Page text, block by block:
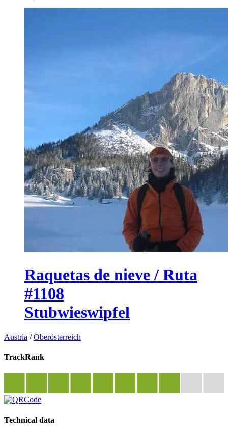
Raquetas de nieve / Ruta
#1108
Stubwieswipfel
Austria /Oberösterreich
TrackRank
Technical data